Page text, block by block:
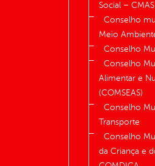
Social – CMAS
Conselho
Meio
Conselho
Conselho
Alimentar e
(COMSEAS)
Conselho
Transporte
Conselho
da Criança e